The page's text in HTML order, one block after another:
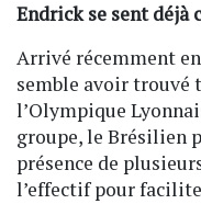
Endrick se sent déjà
Arrivé récemment
semble avoir trouvé
l’Olympique
groupe, le Brésilien
présence de
l’effectif pour